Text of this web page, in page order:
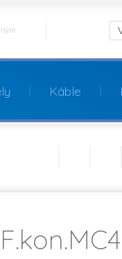
Káble